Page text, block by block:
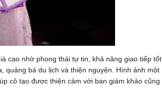
cao nhờ phong thái tự tin, khả năng giao tiếp tốt
quảng bá du lịch và thiện nguyện. Hình ảnh một
cô tạo được thiện cảm với ban giám khảo cũng